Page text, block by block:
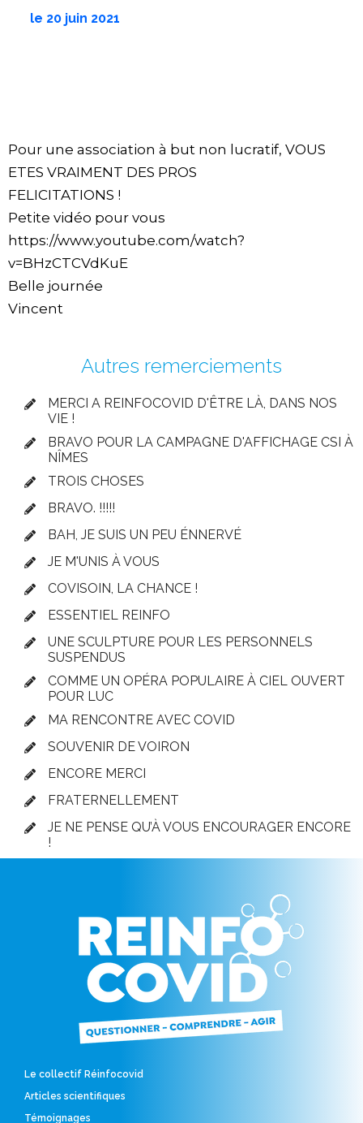
le 20 juin 2021
Pour une association à but non lucratif, VOUS
ETES VRAIMENT DES PROS
FELICITATIONS !
Petite vidéo pour vous
https://www.youtube.com/watch?
v=BHzCTCVdKuE
Belle journée
Vincent
Autres remerciements
MERCI A REINFOCOVID D'ÊTRE LÀ, DANS NOS
VIE !
BRAVO POUR LA CAMPAGNE D'AFFICHAGE CSI À
NÎMES
TROIS CHOSES
BRAVO. !!!!!
BAH, JE SUIS UN PEU ÉNNERVÉ
JE M'UNIS À VOUS
COVISOIN, LA CHANCE !
ESSENTIEL REINFO
UNE SCULPTURE POUR LES PERSONNELS
SUSPENDUS
COMME UN OPÉRA POPULAIRE À CIEL OUVERT
POUR LUC
MA RENCONTRE AVEC COVID
SOUVENIR DE VOIRON
ENCORE MERCI
FRATERNELLEMENT
JE NE PENSE QU’À VOUS ENCOURAGER ENCORE
!
Le collectif Réinfocovid
Articles scientifiques
Témoignages